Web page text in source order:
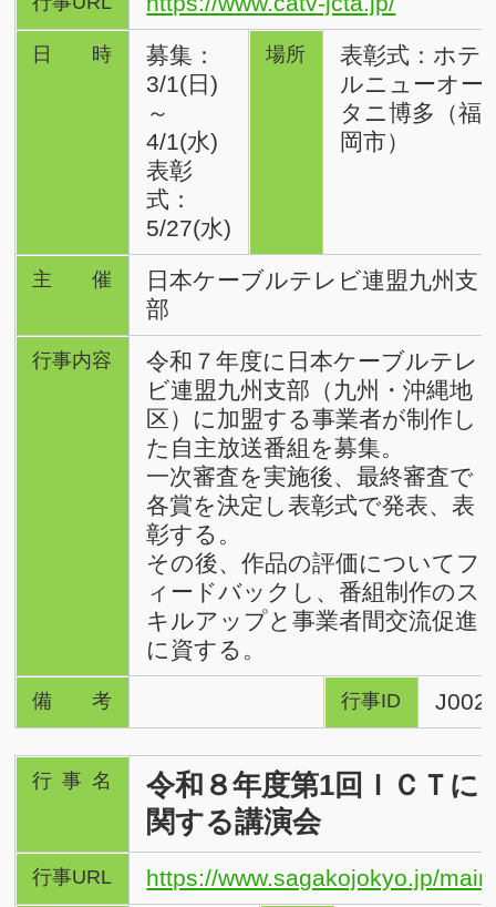
日時
募集：
3/1(日)
～
4/1(水)
表彰
式：
5/27(水)
場所
表彰式：ホテ
ルニューオー
タニ博多（福
岡市）
主催
日本ケーブルテレビ連盟九州支
部
行事内容
令和７年度に日本ケーブルテレ
ビ連盟九州支部（九州・沖縄地
区）に加盟する事業者が制作し
た自主放送番組を募集。
一次審査を実施後、最終審査で
各賞を決定し表彰式で発表、表
彰する。
その後、作品の評価についてフ
ィードバックし、番組制作のス
キルアップと事業者間交流促進
に資する。
備考 行事ID J002
行事名
令和８年度第1回ＩＣＴに
関する講演会
行事URL https://www.sagakojokyo.jp/